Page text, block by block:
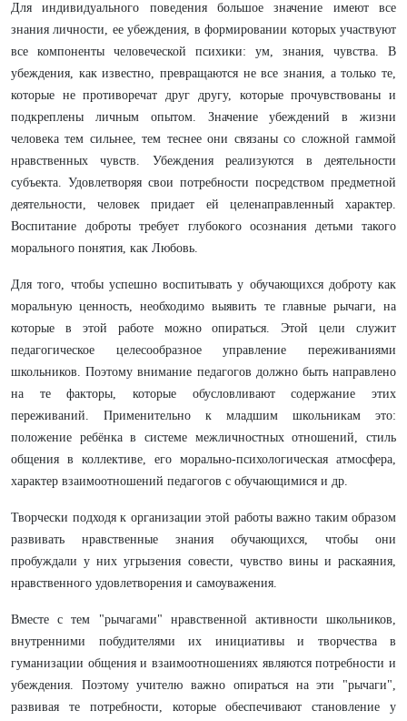
Для индивидуального поведения большое значение имеют все
знания личности, ее убеждения, в формировании которых участвуют
все компоненты человеческой психики: ум, знания, чувства. В
убеждения, как известно, превращаются не все знания, а только те,
которые не противоречат друг другу, которые прочувствованы и
подкреплены личным опытом. Значение убеждений в жизни
человека тем сильнее, тем теснее они связаны со сложной гаммой
нравственных чувств. Убеждения реализуются в деятельности
субъекта. Удовлетворяя свои потребности посредством предметной
деятельности, человек придает ей целенаправленный характер.
Воспитание доброты требует глубокого осознания детьми такого
морального понятия, как Любовь.
Для того, чтобы успешно воспитывать у обучающихся доброту как
моральную ценность, необходимо выявить те главные рычаги, на
которые в этой работе можно опираться. Этой цели служит
педагогическое целесообразное управление переживаниями
школьников. Поэтому внимание педаго­гов должно быть направлено
на те факторы, которые обусловливают со­держание этих
переживаний. Применительно к младшим школьникам это:
положение ребёнка в системе межличностных отношений, стиль
общения в коллективе, его морально-психологическая атмосфера,
характер взаимоотношений педагогов с обучающимися и др.
Творчески подходя к организации этой работы важно таким образом
развивать нравственные знания обучающихся, чтобы они
пробуждали у них угрызения совести, чувство вины и раскаяния,
нравственного удовлетворения и самоуважения.
Вместе с тем "рычагами" нравственной активности школьников,
внутренними побудителями их инициативы и творчества в
гуманизации общения и взаимоотношениях являются потребности и
убеждения. Поэтому учителю важно опираться на эти "рычаги",
развивая те потребности, которые обеспечивают становление у